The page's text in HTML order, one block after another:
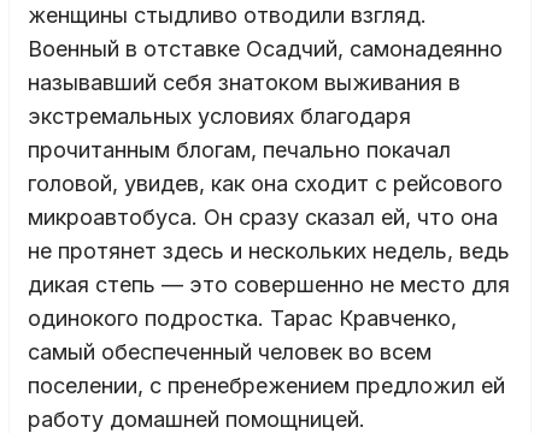
женщины стыдливо отводили взгляд.
Военный в отставке Осадчий, самонадеянно
называвший себя знатоком выживания в
экстремальных условиях благодаря
прочитанным блогам, печально покачал
головой, увидев, как она сходит с рейсового
микроавтобуса. Он сразу сказал ей, что она
не протянет здесь и нескольких недель, ведь
дикая степь — это совершенно не место для
одинокого подростка. Тарас Кравченко,
самый обеспеченный человек во всем
поселении, с пренебрежением предложил ей
работу домашней помощницей.